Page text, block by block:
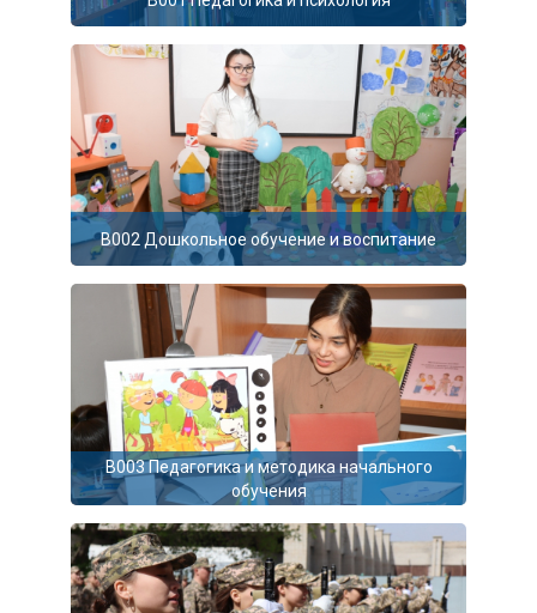
B002 Дошкольное обучение и воспитание
B003 Педагогика и методика начального
обучения